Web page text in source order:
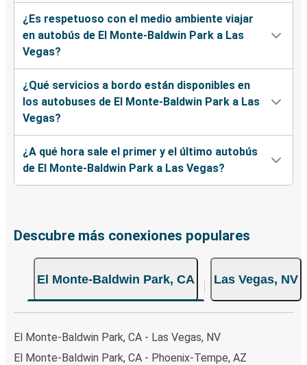
¿Es respetuoso con el medio ambiente viajar
en autobús de El Monte-Baldwin Park a Las
Vegas?
¿Qué servicios a bordo están disponibles en
los autobuses de El Monte-Baldwin Park a Las
Vegas?
¿A qué hora sale el primer y el último autobús
de El Monte-Baldwin Park a Las Vegas?
Descubre más conexiones populares
El Monte-Baldwin Park, CA Las Vegas, NV
El Monte-Baldwin Park, CA - Las Vegas, NV
El Monte-Baldwin Park, CA - Phoenix-Tempe, AZ